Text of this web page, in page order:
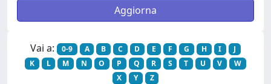
Vai a: 0-9 A B C D E F G H I
J
K
L M N O P Q R S T U V
W
X
Y Z